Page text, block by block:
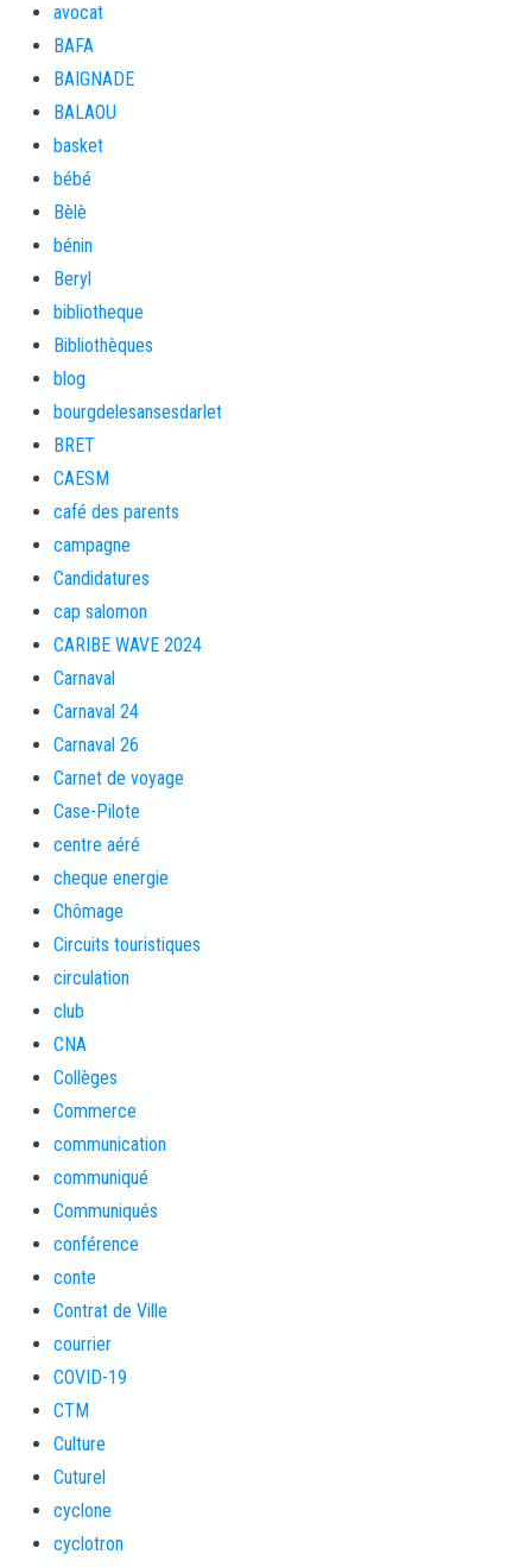
avocat
BAFA
BAIGNADE
BALAOU
basket
bébé
Bèlè
bénin
Beryl
bibliotheque
Bibliothèques
blog
bourgdelesansesdarlet
BRET
CAESM
café des parents
campagne
Candidatures
cap salomon
CARIBE WAVE 2024
Carnaval
Carnaval 24
Carnaval 26
Carnet de voyage
Case-Pilote
centre aéré
cheque energie
Chômage
Circuits touristiques
circulation
club
CNA
Collèges
Commerce
communication
communiqué
Communiqués
conférence
conte
Contrat de Ville
courrier
COVID-19
CTM
Culture
Cuturel
cyclone
cyclotron